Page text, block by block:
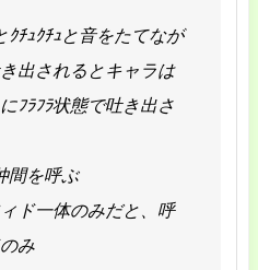
ﾁｭｸﾁｭと音をたてなが
出されるとキャラは
ﾌﾗﾌﾗ状態で吐き出さ
間を呼ぶ
ド一体のみだと、呼
み